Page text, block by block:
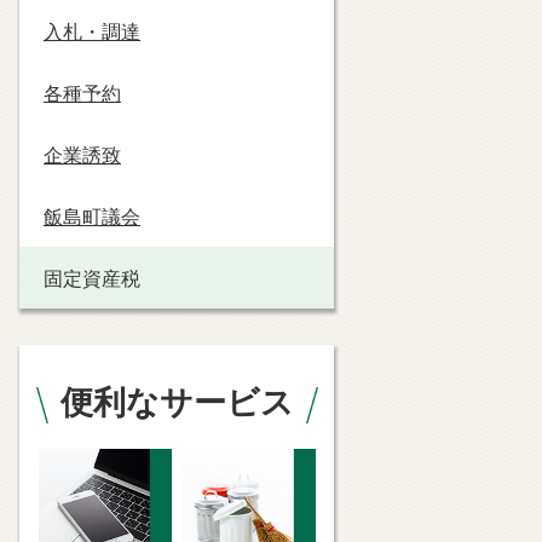
入札・調達
各種予約
企業誘致
飯島町議会
固定資産税
便利なサービス